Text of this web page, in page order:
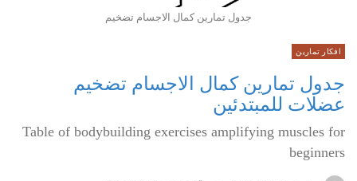
جدول تمارين كمال الاجسام تضخيم
افكار تمارين
جدول تمارين كمال الاجسام تضخيم
عضلات للمبتدئين
Table of bodybuilding exercises amplifying muscles for
beginners